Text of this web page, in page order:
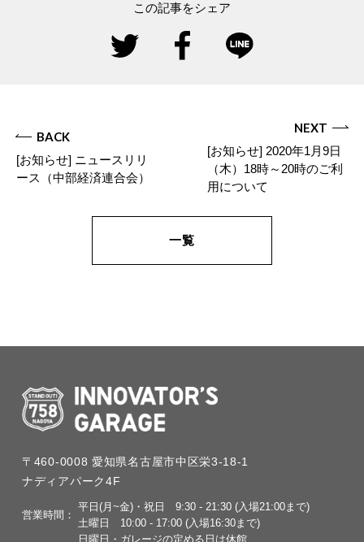
この記事をシェア
BACK
[お知らせ] ニュースリリ
ース（中部経済連合会）
一覧
NEXT
[お知らせ] 2020年1月9日
（木）18時～20時のご利
用について
〒460-0008 愛知県名古屋市中区栄3-18-1
ナディアパーク4F
営業時間：
平日(月~金)・祝日
9:30 - 21:30 (入場21:00まで)
土曜日
10:00 - 17:00 (入場16:30まで)
日曜日・ガレージの定める日は休館